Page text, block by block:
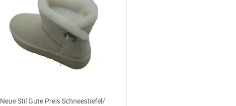
Neue Stil Gute Preis Schneestiefel/